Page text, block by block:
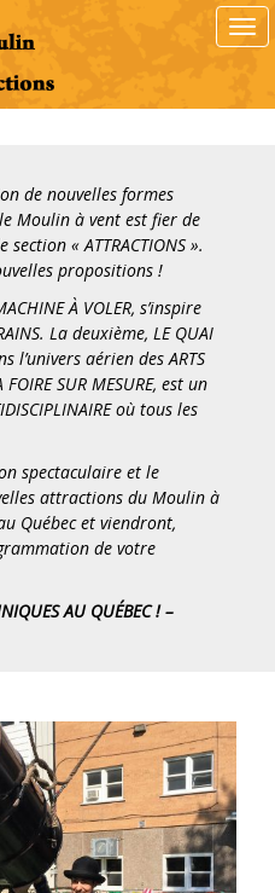
de nouvelles formes
Moulin à vent est fier de
« ATTRACTIONS ».
propositions !
À VOLER, s’inspire
La deuxième, LE QUAI
l’univers aérien des ARTS
SUR MESURE, est un
où tous les
spectaculaire et le
attractions du Moulin à
Québec et viendront,
de votre
AU QUÉBEC ! –